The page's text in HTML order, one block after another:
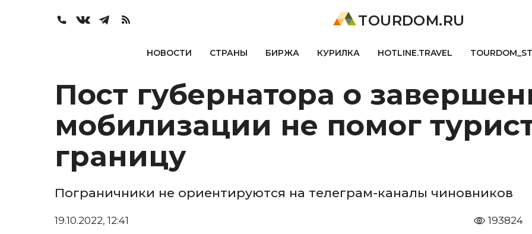
TOURDOM.RU
НОВОСТИ СТРАНЫ БИРЖА КУРИЛКА HOTLINE.TRAVEL
Пост губернатора о
мобилизации не помог
границу
Пограничники не ориентируются на телеграм-каналы чиновников
19.10.2022, 12:41 193824